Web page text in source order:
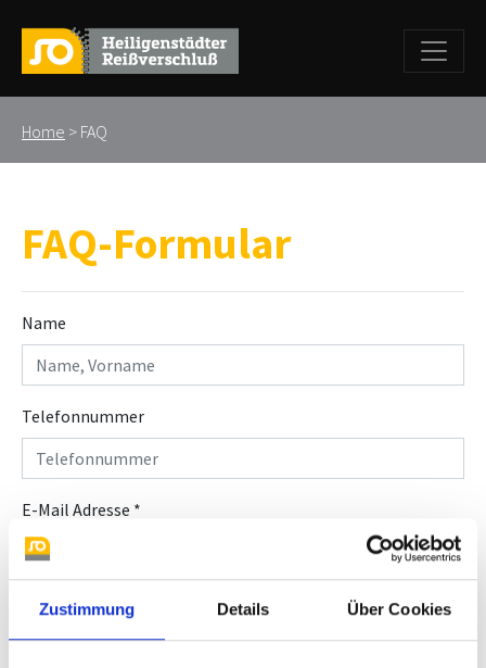
Zustimmung Details Über Cookies
Home > FAQ
FAQ-Formular
Name
Telefonnummer
E-Mail Adresse
Nachricht